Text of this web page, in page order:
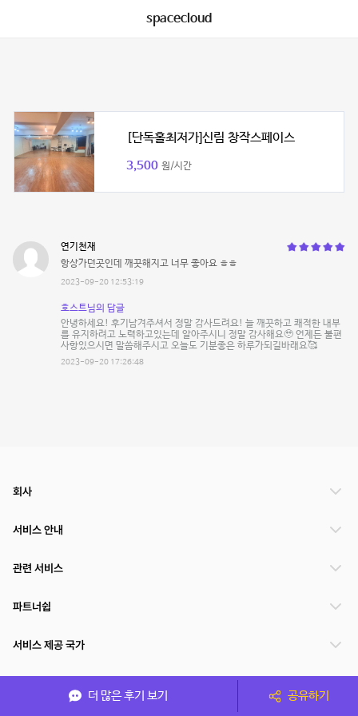
spacecloud
[단독홀최저가]신림 창작스페이스
3,500 원/시간
연기천재
항상가던곳인데 깨끗해지고 너무 좋아요 ㅎㅎ
2023-09-20 12:53:19
호스트님의 답글
안녕하세요! 후기남겨주셔서 정말 감사드려요! 늘 깨끗하고 쾌적한 내부
를 유지하려고 노력하고있는데 알아주시니 정말 감사해요🥹 언제든 불편
사항있으시면 말씀해주시고 오늘도 기분좋은 하루가되길바래요🥰
2023-09-20 17:26:48
더 많은 후기 보기 공유하기
회사
서비스 안내
관련 서비스
파트너쉽
서비스 제공 국가
(주)NSPACE 사업자정보